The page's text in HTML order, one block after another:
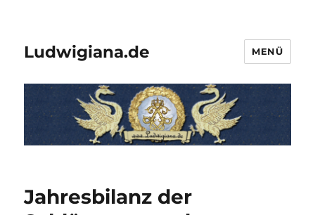
Ludwigiana.de MENÜ
Jahresbilanz der